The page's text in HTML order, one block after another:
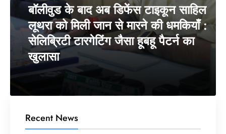
बॉलीवुड के बाद अब डिफेंस टाइकून साहिल
लूथरा को मिली जान से मारने की धमकियाँ :
सेलिब्रिटी टारगेटिंग जैसा हूबहू पैटर्न का
खुलासा
Recent News